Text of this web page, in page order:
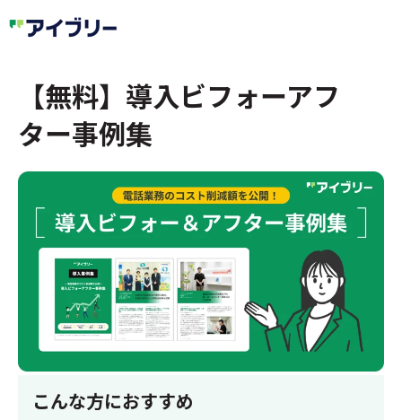
【無料】導入ビフォーアフ
ター事例集
こんな方におすすめ